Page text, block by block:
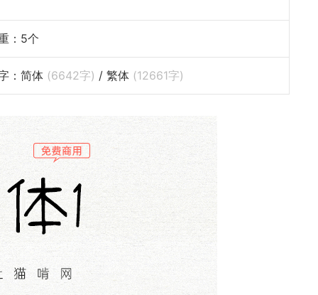
：5个
：简体 (6642字) / 繁体 (12661字)